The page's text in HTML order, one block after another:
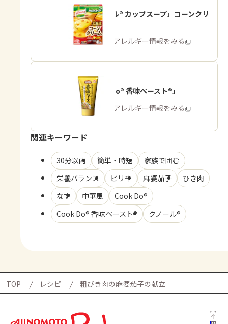
「クノール® カップスープ」コーンクリ
ーム
商品・アレルギー情報をみる
「Cook Do® 香味ペースト®」
商品・アレルギー情報をみる
関連キーワード
30分以内 簡単・時短
家族で囲む
栄養バランス
ピリ辛 麻婆茄子
ひき肉
なす
中華風
Cook Do®
Cook Do® 香味ペースト®
クノール®
TOP レシピ 粗びき肉の麻婆茄子の献立